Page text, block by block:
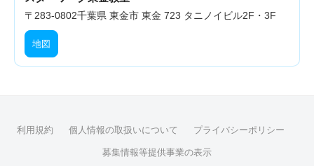
〒283-0802千葉県 東金市 東金 723 タニノイビル2F・3F
地図
利用規約 個人情報の取扱いについて プライバシーポリシー
募集情報等提供事業の表示